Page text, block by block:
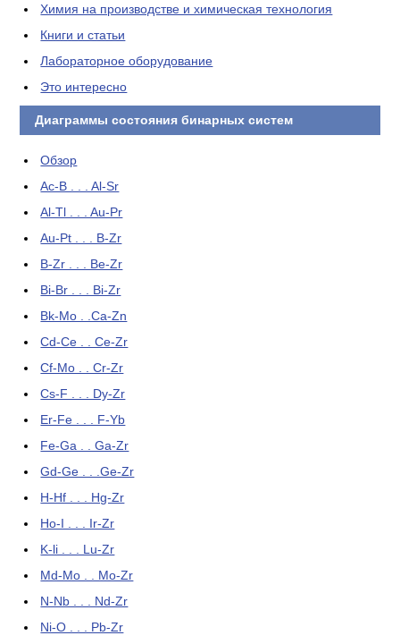
Химия на производстве и химическая технология
Книги и статьи
Лабораторное оборудование
Это интересно
Диаграммы состояния бинарных систем
Обзор
Ac-B . . . Al-Sr
Al-Tl . . . Au-Pr
Au-Pt . . . B-Zr
B-Zr . . . Be-Zr
Bi-Br . . . Bi-Zr
Bk-Mo . .Ca-Zn
Cd-Ce . . Ce-Zr
Cf-Mo . . Cr-Zr
Cs-F . . . Dy-Zr
Er-Fe . . . F-Yb
Fe-Ga . . Ga-Zr
Gd-Ge . . .Ge-Zr
H-Hf . . . Hg-Zr
Ho-I . . . Ir-Zr
K-li . . . Lu-Zr
Md-Mo . . Mo-Zr
N-Nb . . . Nd-Zr
Ni-O . . . Pb-Zr